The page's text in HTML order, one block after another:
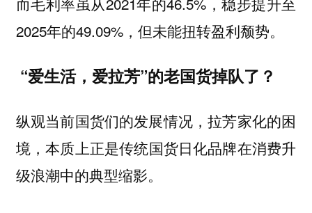
2025年的49.09%，但未能扭转盈利颓势。
“爱生活，爱拉芳”的老国货掉队了？
纵观当前国货们的发展情况，拉芳家化的困
境，本质上正是传统国货日化品牌在消费升
级浪潮中的典型缩影。